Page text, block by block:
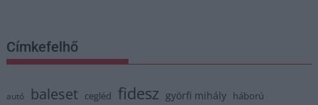
Címkefelhő
autó baleset cegléd fidesz györfi mihály háború